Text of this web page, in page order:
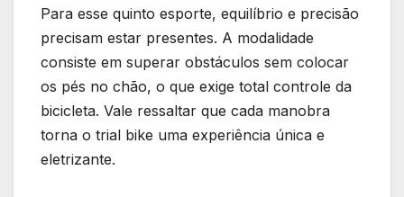
Para esse quinto esporte, equilíbrio e precisão
precisam estar presentes. A modalidade
consiste em superar obstáculos sem colocar
os pés no chão, o que exige total controle da
bicicleta. Vale ressaltar que cada manobra
torna o trial bike uma experiência única e
eletrizante.